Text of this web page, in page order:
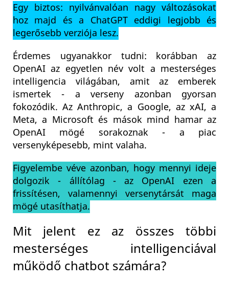
Egy biztos: nyilvánvalóan nagy változásokat
hoz majd és a ChatGPT eddigi legjobb és
legerősebb verziója lesz.
Érdemes ugyanakkor tudni: korábban az
OpenAI az egyetlen név volt a mesterséges
intelligencia világában, amit az emberek
ismertek - a verseny azonban gyorsan
fokozódik. Az Anthropic, a Google, az xAI, a
Meta, a Microsoft és mások mind hamar az
OpenAI mögé sorakoznak - a piac
versenyképesebb, mint valaha.
Figyelembe véve azonban, hogy mennyi ideje
dolgozik - állítólag - az OpenAI ezen a
frissítésen, valamennyi versenytársát maga
mögé utasíthatja.
Mit jelent ez az összes többi
mesterséges intelligenciával
működő chatbot számára?